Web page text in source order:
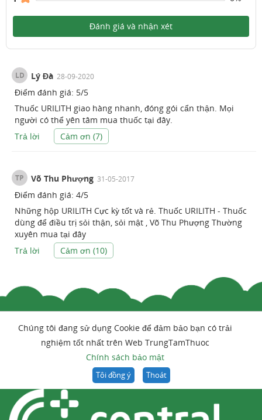
Đánh giá và nhận xét
LD Lý Đà 28-09-2020
Điểm đánh giá: 5/5
Thuốc URILITH giao hàng nhanh, đóng gói cẩn thận. Mọi
người có thể yên tâm mua thuốc tại đây.
Trả lời
Cảm ơn (7)
TP Võ Thu Phượng 31-05-2017
Điểm đánh giá: 4/5
Những hộp URILITH Cực kỳ tốt và rẻ. Thuốc URILITH - Thuốc
dùng để điều trị sỏi thận, sỏi mật , Võ Thu Phượng Thường
xuyên mua tại đây
Trả lời
Cảm ơn (10)
Chúng tôi đang sử dụng Cookie để đảm bảo bạn có trải
nghiệm tốt nhất trên Web TrungTamThuoc
Chính sách bảo mật
Tôi đồng ý Thoát